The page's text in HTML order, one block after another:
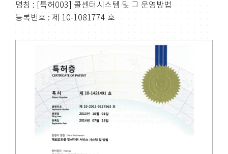
명칭 : [특허003] 콜센터시스템 및 그 운영방법
등록번호 : 제 10-1081774 호